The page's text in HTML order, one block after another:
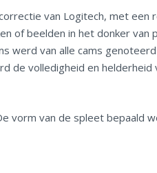
van Logitech, met een
of beelden in het donker van
werd van alle cams
de volledigheid en helderheid
vorm van de spleet bepaald